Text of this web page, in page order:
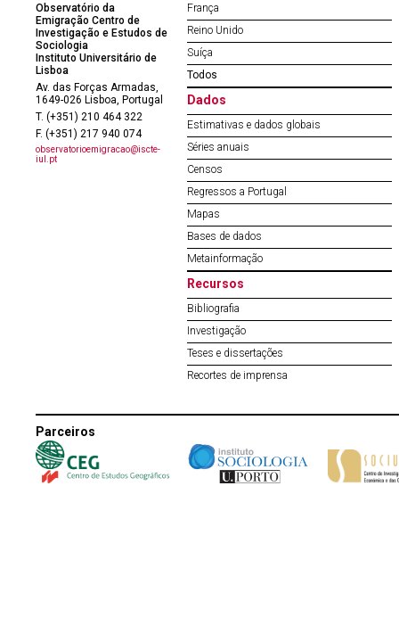
Observatório da
Emigração Centro de
Investigação e Estudos de
Sociologia
Instituto Universitário de
Lisboa
Av. das Forças Armadas,
1649-026 Lisboa, Portugal
T. (+351) 210 464 322
F. (+351) 217 940 074
observatorioemigracao@iscte-
iul.pt
França
Reino Unido
Suíça
Todos
Dados
Estimativas e dados globais
Séries anuais
Censos
Regressos a Portugal
Mapas
Bases de dados
Metainformação
Recursos
Bibliografia
Investigação
Teses e dissertações
Recortes de imprensa
Parceiros